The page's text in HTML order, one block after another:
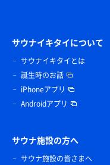
サウナイキタイについて
サウナイキタイとは
誕生時のお話
iPhoneアプリ
Androidアプリ
サウナ施設の方へ
サウナ施設の皆さまへ